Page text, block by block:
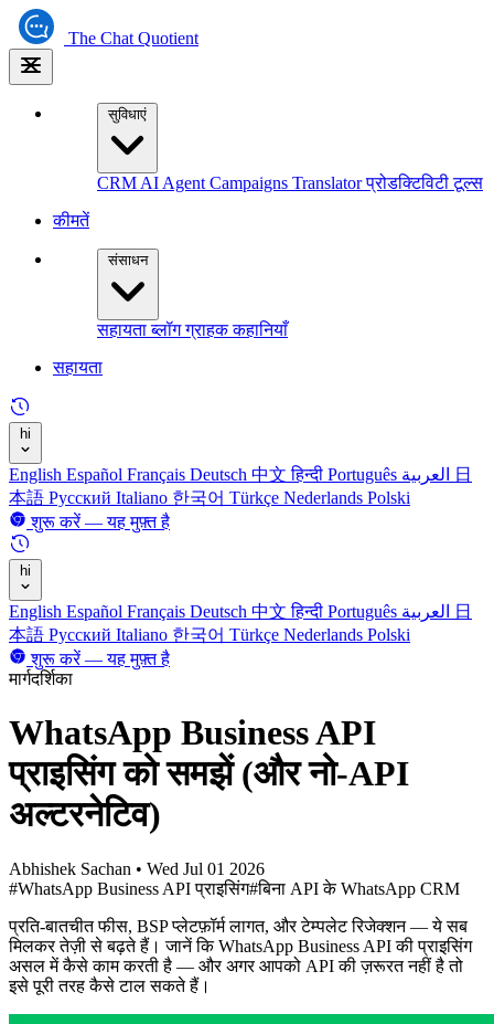
The Chat Quotient
सुविधाएं
CRM AI Agent Campaigns Translatorप्रोडक्टिविटी टूल्स
कीमतें
संसाधन
सहायताब्लॉगग्राहक कहानियाँ
सहायता
hi
English Español Français Deutsch 中文हिन्दी Português
日
本語 Русский Italiano 한국어 Türkçe Nederlands Polski
शुरू करें — यह मुफ़्त है
hi
English Español Français Deutsch 中文हिन्दी Português
日
本語 Русский Italiano 한국어 Türkçe Nederlands Polski
शुरू करें — यह मुफ़्त है
मार्गदर्शिका
WhatsApp Business API
प्राइसिंग को समझें (और नो-API
अल्टरनेटिव)
Abhishek Sachan • Wed Jul 01 2026
#WhatsApp Business API प्राइसिंग#बिना API के WhatsApp CRM
प्रति-बातचीत फीस, BSP प्लेटफ़ॉर्म लागत, और टेम्पलेट रिजेक्शन — ये सब
मिलकर तेज़ी से बढ़ते हैं। जानें कि WhatsApp Business API की प्राइसिंग
असल में कैसे काम करती है — और अगर आपको API की ज़रूरत नहीं है तो
इसे पूरी तरह कैसे टाल सकते हैं।